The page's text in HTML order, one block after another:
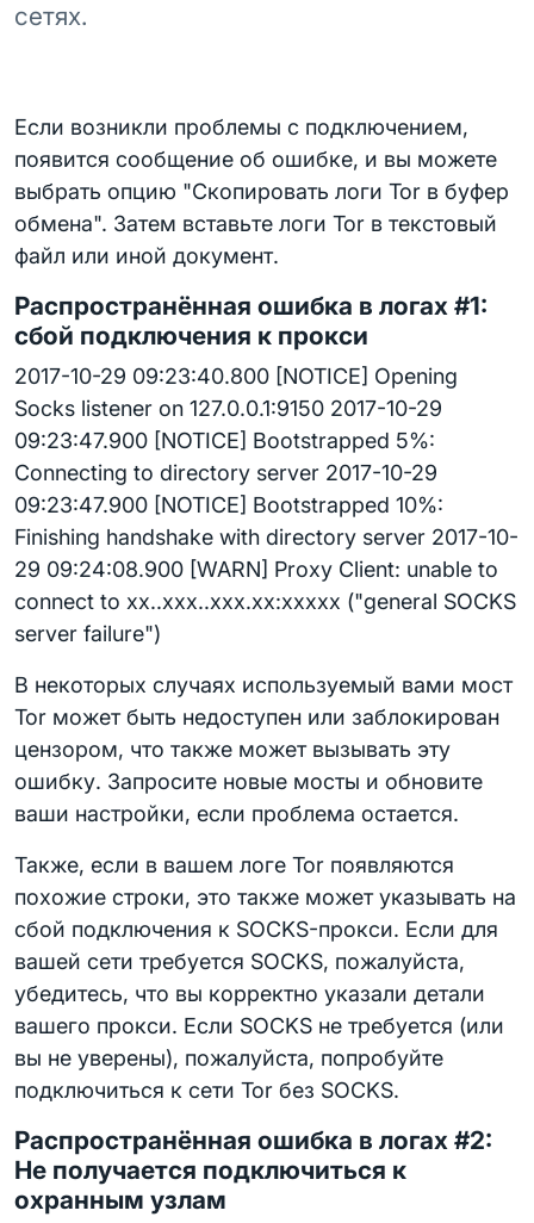
сетях.
Если возникли проблемы с подключением,
появится сообщение об ошибке, и вы можете
выбрать опцию "Скопировать логи Tor в буфер
обмена". Затем вставьте логи Tor в текстовый
файл или иной документ.
Распространённая ошибка в логах #1:
сбой подключения к прокси
2017-10-29 09:23:40.800 [NOTICE] Opening
Socks listener on 127.0.0.1:9150 2017-10-29
09:23:47.900 [NOTICE] Bootstrapped 5%:
Connecting to directory server 2017-10-29
09:23:47.900 [NOTICE] Bootstrapped 10%:
Finishing handshake with directory server 2017-10-
29 09:24:08.900 [WARN] Proxy Client: unable to
connect to xx..xxx..xxx.xx:xxxxx ("general SOCKS
server failure")
В некоторых случаях используемый вами мост
Tor может быть недоступен или заблокирован
цензором, что также может вызывать эту
ошибку. Запросите новые мосты и обновите
ваши настройки, если проблема остается.
Также, если в вашем логе Tor появляются
похожие строки, это также может указывать на
сбой подключения к SOCKS-прокси. Если для
вашей сети требуется SOCKS, пожалуйста,
убедитесь, что вы корректно указали детали
вашего прокси. Если SOCKS не требуется (или
вы не уверены), пожалуйста, попробуйте
подключиться к сети Tor без SOCKS.
Распространённая ошибка в логах #2:
Не получается подключиться к
охранным узлам